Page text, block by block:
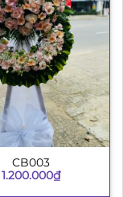
CB003
1.200.000₫